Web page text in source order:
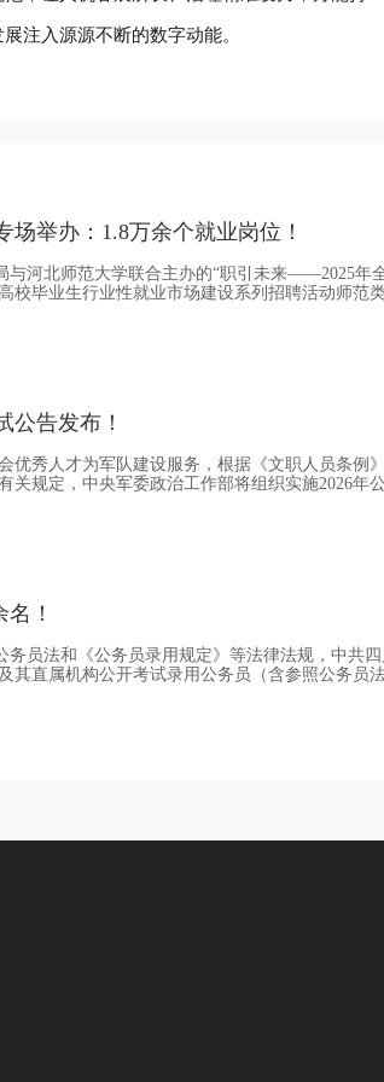
注入源源不断的数字动能。
举办：1.8万余个就业岗位！
与河北师范大学联合主办的“职引未来——2025年
校毕业生行业性就业市场建设系列招聘活动师范
生就近就业、服务家乡发展的需求。据统计，招
公告发布！
优秀人才为军队建设服务，根据《文职人员条例》
关规定，中央军委政治工作部将组织实施2026年公
才。其中：普通高等学校毕业生包括应届毕业生和
！
员法和《公务员录用规定》等法律法规，中共
其直属机构公开考试录用公务员（含参照公务员法
社会在职、非在职人员。其中，2026年高校应届